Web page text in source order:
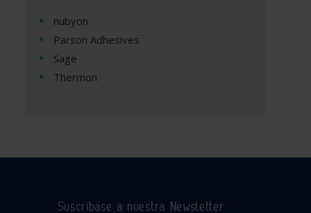
nubyon
Parson Adhesives
Sage
Thermon
Suscríbase a nuestra Newsletter